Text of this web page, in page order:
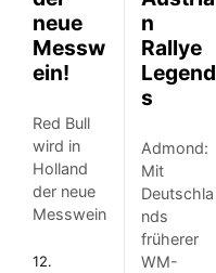
neue
Messw
ein!
Red Bull
wird in
Holland
der neue
Messwein
12.
n
Rallye
Legend
s
Admond:
Mit
Deutschla
nds
früherer
WM-